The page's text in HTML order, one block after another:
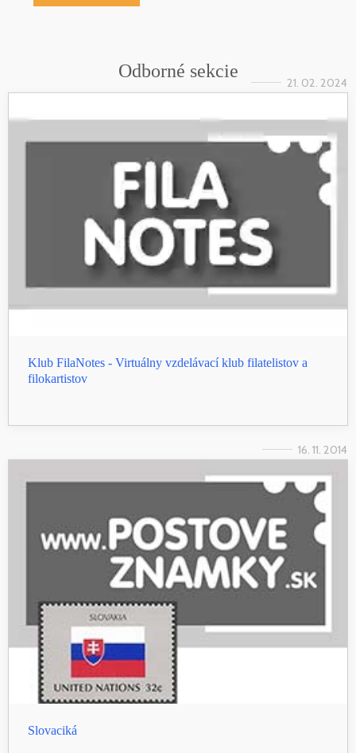
Odborné sekcie
21. 02. 2024
Klub FilaNotes - Virtuálny vzdelávací klub filatelistov a
filokartistov
16. 11. 2014
Slovaciká